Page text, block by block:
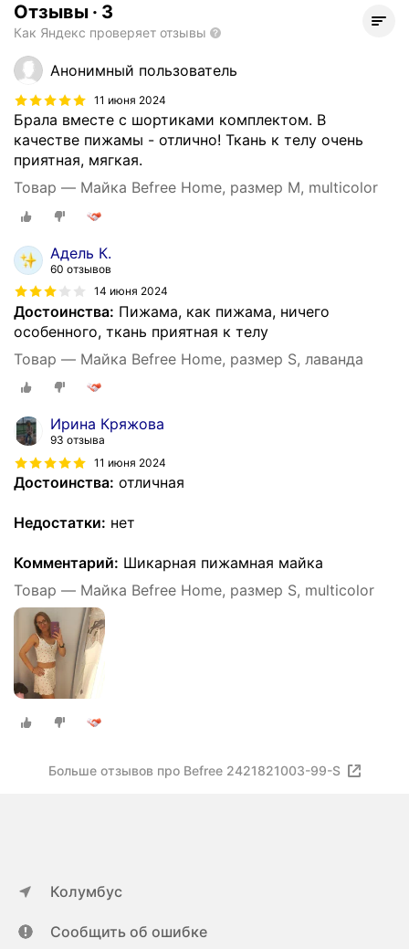
Отзывы · 3
Как Яндекс проверяет отзывы
Анонимный пользователь
11 июня 2024
Брала вместе с шортиками комплектом. В
качестве пижамы - отлично! Ткань к телу очень
приятная, мягкая.
Товар — Майка Befree Home, размер M, multicolor
Адель К.
60 отзывов
14 июня 2024
Достоинства: Пижама, как пижама, ничего
особенного, ткань приятная к телу
Товар — Майка Befree Home, размер S, лаванда
Ирина Кряжова
93 отзыва
11 июня 2024
Достоинства: отличная
Недостатки: нет
Комментарий: Шикарная пижамная майка
Товар — Майка Befree Home, размер S, multicolor
Больше отзывов про Befree 2421821003-99-S
Колумбус
Сообщить об ошибке